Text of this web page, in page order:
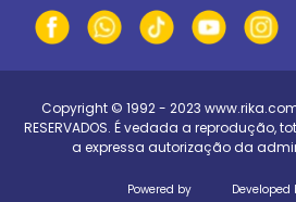
Copyright © 1992 - 2023
RESERVADOS. É vedada a reprodução,
a expressa autorização da
Powered by Developed